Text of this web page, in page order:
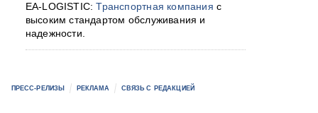
EA-LOGISTIC:Транспортная компания с
высоким стандартом обслуживания и
надежности.
ПРЕСС-РЕЛИЗЫ РЕКЛАМА СВЯЗЬ С РЕДАКЦИЕЙ